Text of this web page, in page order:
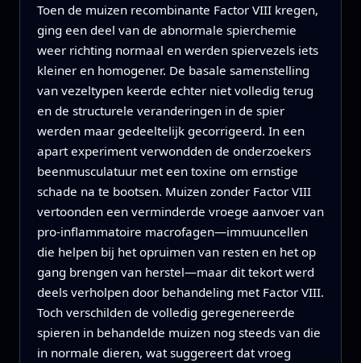
Toen de muizen recombinante Factor VIII kregen,
ging een deel van de abnormale spierchemie
weer richting normaal en werden spiervezels iets
kleiner en homogener. De basale samenstelling
van vezeltypen keerde echter niet volledig terug
en de structurele veranderingen in de spier
werden maar gedeeltelijk gecorrigeerd. In een
apart experiment verwondden de onderzoekers
beenmusculatuur met een toxine om ernstige
schade na te bootsen. Muizen zonder Factor VIII
vertoonden een verminderde vroege aanvoer van
pro-inflammatoire macrofagen—immuuncellen
die helpen bij het opruimen van resten en het op
gang brengen van herstel—maar dit tekort werd
deels verholpen door behandeling met Factor VIII.
Toch verschilden de volledig geregenereerde
spieren in behandelde muizen nog steeds van die
in normale dieren, wat suggereert dat vroeg